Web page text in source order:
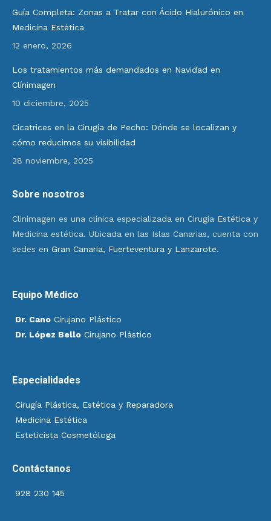
Guía Completa: Zonas a Tratar con Ácido Hialurónico en
Medicina Estética
12 enero, 2026
Los tratamientos más demandados en Navidad en
Clínimagen
10 diciembre, 2025
Cicatrices en la Cirugía de Pecho: Dónde se localizan y
cómo reducimos su visibilidad
28 noviembre, 2025
Sobre nosotros
Clinimagen es una clínica especializada en Cirugía Estética y
Medicina estética. Ubicada en las Islas Canarias, cuenta con
sedes en Gran Canaria, Fuerteventura y Lanzarote.
Equipo Médico
Dr. Cano Cirujano Plástico
Dr. López Bello Cirujano Plástico
Especialidades
Cirugía Plástica, Estética y Reparadora
Medicina Estética
Esteticista Cosmetóloga
Contáctanos
928 230 145